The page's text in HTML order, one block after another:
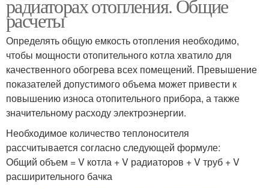
радиаторах отопления. Общие
расчеты
Определять общую емкость отопления необходимо,
чтобы мощности отопительного котла хватило для
качественного обогрева всех помещений. Превышение
показателей допустимого объема может привести к
повышению износа отопительного прибора, а также
значительному расходу электроэнергии.
Необходимое количество теплоносителя
рассчитывается согласно следующей формуле:
Общий объем = V котла + V радиаторов + V труб + V
расширительного бачка